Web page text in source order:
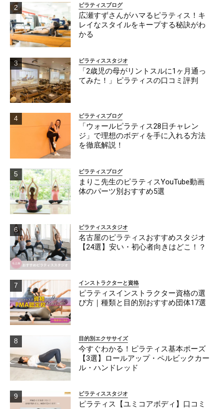
ピラティスブログ
広瀬すずさんがハマるピラティス！キ
レイなスタイルをキープする秘訣がわ
かる
ピラティススタジオ
「2歳児の母がリントスルに1ヶ月通っ
てみた！」ピラティスの口コミ評判
ピラティスブログ
「ウォールピラティス28日チャレン
ジ」で理想のボディを手に入れる方法
を徹底解説！
ピラティスブログ
まりこ先生のピラティスYouTube動画
体のパーツ別おすすめ5選
ピラティススタジオ
名古屋のピラティスおすすめスタジオ
【24選】安い・初心者向きはどこ！？
インストラクターと資格
ピラティスインストラクター資格の選
び方｜種類と目的別おすすめ団体17選
目的別エクササイズ
今すぐわかる！ピラティス基本ポーズ
【3選】ロールアップ・ペルビックカー
ル・ハンドレッド
ピラティススタジオ
ピラティス【ユミコアボディ】口コミ